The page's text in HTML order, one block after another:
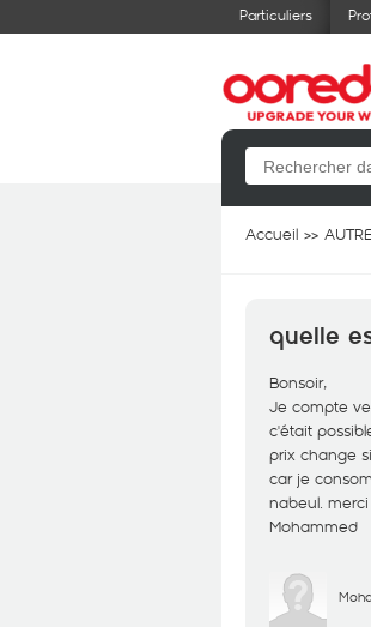
Particuliers
Accueil
quelle
Bonsoir,
Je compte
c'était
prix change
car je
nabeul.
Mohammed